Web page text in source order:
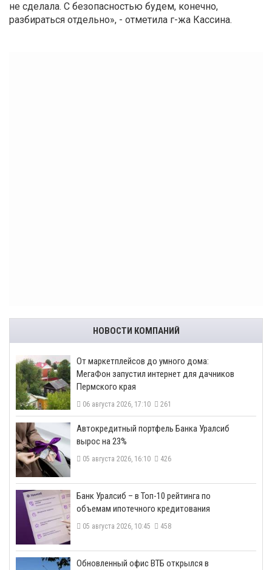
не сделала. С безопасностью будем, конечно,
разбираться отдельно», - отметила г-жа Кассина.
НОВОСТИ КОМПАНИЙ
От маркетплейсов до умного дома:
МегаФон запустил интернет для дачников
Пермского края
06 августа 2026, 17:10 261
​Автокредитный портфель Банка Уралсиб
вырос на 23%
05 августа 2026, 16:10 426
​Банк Уралсиб – в Топ-10 рейтинга по
объемам ипотечного кредитования
05 августа 2026, 10:45 458
​Обновленный офис ВТБ открылся в